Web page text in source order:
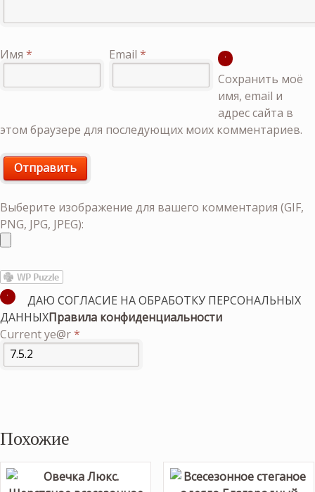
Имя * Email *
Сохранить моё
имя, email и
адрес сайта в
этом браузере для последующих моих комментариев.
Выберите изображение для вашего комментария (GIF,
PNG, JPG, JPEG):
ДАЮ СОГЛАСИЕ НА ОБРАБОТКУ ПЕРСОНАЛЬНЫХ
ДАННЫХПравила конфиденциальности
Current ye@r*
Похожие